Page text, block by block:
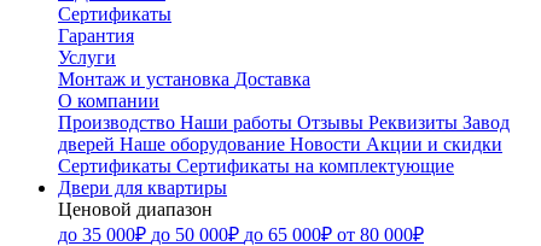
Сертификаты
Гарантия
Услуги
Монтаж и установка Доставка
О компании
Производство Наши работы Отзывы Реквизиты Завод
дверей Наше оборудование Новости Акции и скидки
Сертификаты Сертификаты на комплектующие
Двери для квартиры
Ценовой диапазон
до 35 000₽ до 50 000₽ до 65 000₽ от 80 000₽